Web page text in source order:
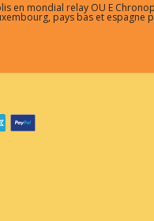
en mondial relay OU E
pays bas et espagne